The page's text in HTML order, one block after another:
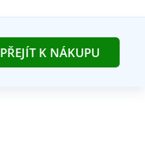
PŘEJÍT K NÁKUPU